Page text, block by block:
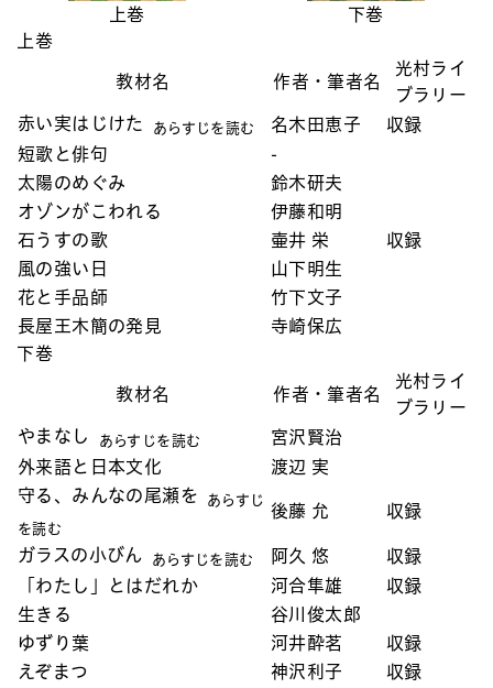
上巻
下巻
上巻
教材名 作者・筆者名
光村ライ
ブラリー
赤い実はじけた
あらすじを読む 名木田恵子
収録
短歌と俳句
-
太陽のめぐみ
鈴木研夫
オゾンがこわれる
伊藤和明
石うすの歌
壷井 栄
収録
風の強い日
山下明生
花と手品師
竹下文子
長屋王木簡の発見
寺崎保広
下巻
教材名 作者・筆者名
光村ライ
ブラリー
やまなし
あらすじを読む
宮沢賢治
外来語と日本文化
渡辺 実
守る、みんなの尾瀬を
あらすじ
を読む
後藤 允 収録
ガラスの小びん あらすじを読む 阿久 悠
収録
「わたし」とはだれか
河合隼雄
収録
生きる
谷川俊太郎
ゆずり葉
河井酔茗
収録
えぞまつ
神沢利子
収録